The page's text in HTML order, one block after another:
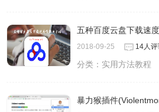
五种百度云盘下载速
2018-09-25 14人
分类： 实用方法教程
暴力猴插件